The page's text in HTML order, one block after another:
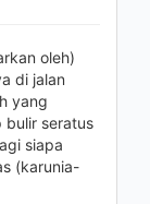
oleh)
di jalan
yang
bulir seratus
siapa
(karunia-